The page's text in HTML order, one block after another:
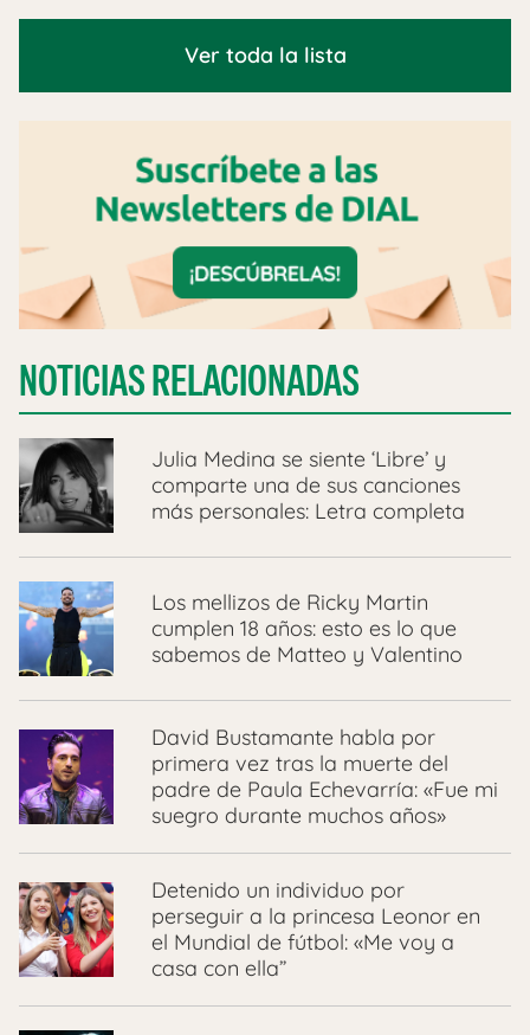
Ver toda la lista
NOTICIAS RELACIONADAS
Julia Medina se siente ‘Libre’ y
comparte una de sus canciones
más personales: Letra completa
Los mellizos de Ricky Martin
cumplen 18 años: esto es lo que
sabemos de Matteo y Valentino
David Bustamante habla por
primera vez tras la muerte del
padre de Paula Echevarría: «Fue mi
suegro durante muchos años»
Detenido un individuo por
perseguir a la princesa Leonor en
el Mundial de fútbol: «Me voy a
casa con ella”